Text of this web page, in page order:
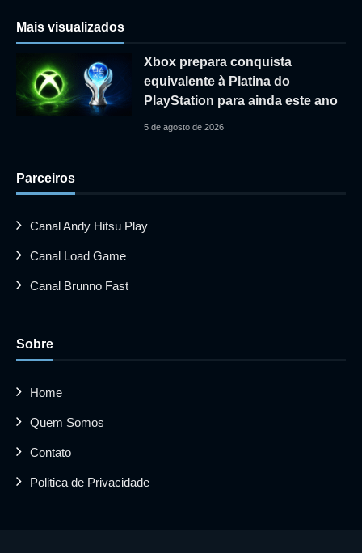
Mais visualizados
Xbox prepara conquista
equivalente à Platina do
PlayStation para ainda este ano
5 de agosto de 2026
Parceiros
Canal Andy Hitsu Play
Canal Load Game
Canal Brunno Fast
Sobre
Home
Quem Somos
Contato
Politica de Privacidade